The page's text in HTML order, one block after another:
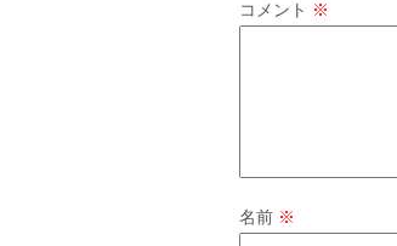
コメント ※
名前 ※